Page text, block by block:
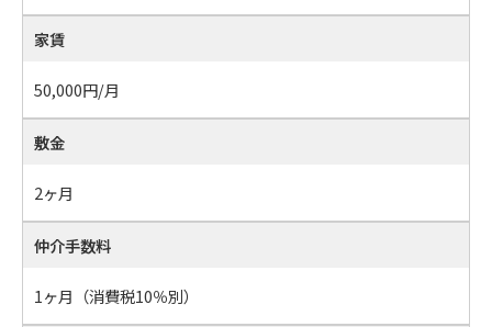
家賃
50,000円/月
敷金
2ヶ月
仲介手数料
1ヶ月（消費税10％別）